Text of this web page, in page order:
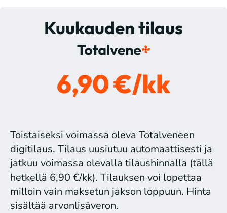
Kuukauden tilaus
6,90 €/kk
Toistaiseksi voimassa oleva Totalveneen
digitilaus. Tilaus uusiutuu automaattisesti ja
jatkuu voimassa olevalla tilaushinnalla (tällä
hetkellä 6,90 €/kk). Tilauksen voi lopettaa
milloin vain maksetun jakson loppuun. Hinta
sisältää arvonlisäveron.